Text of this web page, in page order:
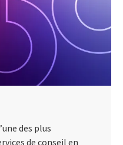
des plus
de conseil en